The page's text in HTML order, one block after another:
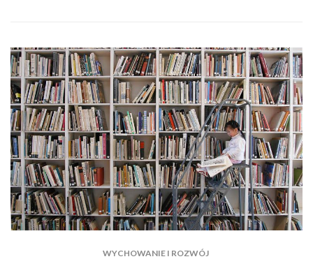
WYCHOWANIE I ROZWÓJ